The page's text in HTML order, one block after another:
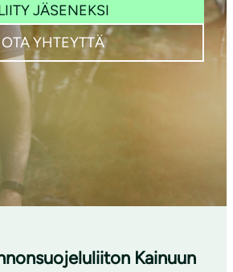
JÄSENEKSI
OTA YHTEYTTÄ
Kainuun